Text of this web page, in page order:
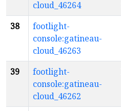
cloud_46264
38
footlight-
console:gatineau-
cloud_46263
39
footlight-
console:gatineau-
cloud_46262